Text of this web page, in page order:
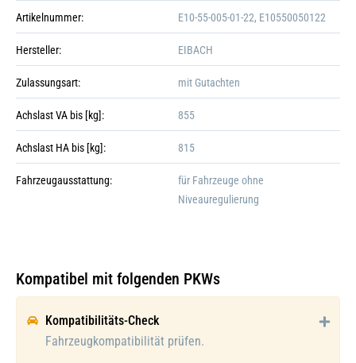
Galerie öffnen
Artikelnummer: E10-55-005-01-22, E10550050122
Hersteller: EIBACH
Zulassungsart: mit Gutachten
Achslast VA bis [kg]: 855
Achslast HA bis [kg]: 815
Fahrzeugausstattung:
für Fahrzeuge ohne
Niveauregulierung
Kompatibel mit folgenden PKWs
Kompatibilitäts-Check
Fahrzeugkompatibilität prüfen.